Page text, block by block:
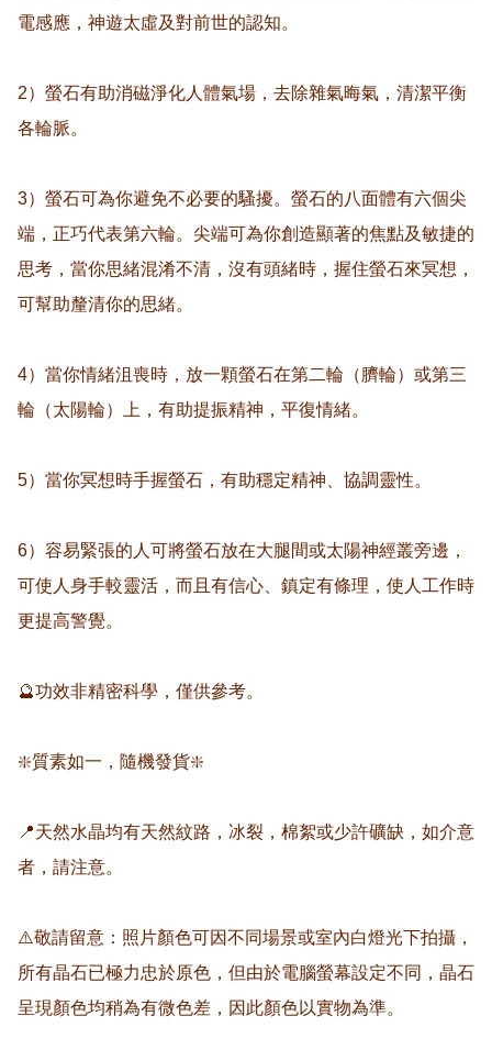
電感應，神遊太虛及對前世的認知。
2）螢石有助消磁淨化人體氣場，去除雜氣晦氣，清潔平衡
各輪脈。
3）螢石可為你避免不必要的騷擾。螢石的八面體有六個尖
端，正巧代表第六輪。尖端可為你創造顯著的焦點及敏捷的
思考，當你思緒混淆不清，沒有頭緒時，握住螢石來冥想，
可幫助釐清你的思緒。
4）當你情緒沮喪時，放一顆螢石在第二輪（臍輪）或第三
輪（太陽輪）上，有助提振精神，平復情緒。
5）當你冥想時手握螢石，有助穩定精神、協調靈性。
6）容易緊張的人可將螢石放在大腿間或太陽神經叢旁邊，
可使人身手較靈活，而且有信心、鎮定有條理，使人工作時
更提高警覺。
🔮功效非精密科學，僅供參考。
❇️質素如一，隨機發貨❇️
📍天然水晶均有天然紋路，冰裂，棉絮或少許礦缺，如介意
者，請注意。
⚠️敬請留意：照片顏色可因不同場景或室內白燈光下拍攝，
所有晶石已極力忠於原色，但由於電腦螢幕設定不同，晶石
呈現顏色均稍為有微色差，因此顏色以實物為準。